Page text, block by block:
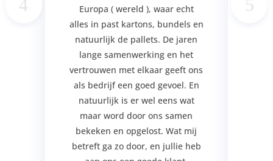
Europa ( wereld ), waar echt
alles in past kartons, bundels en
natuurlijk de pallets. De jaren
lange samenwerking en het
vertrouwen met elkaar geeft ons
als bedrijf een goed gevoel. En
natuurlijk is er wel eens wat
maar word door ons samen
bekeken en opgelost. Wat mij
betreft ga zo door, en jullie heb